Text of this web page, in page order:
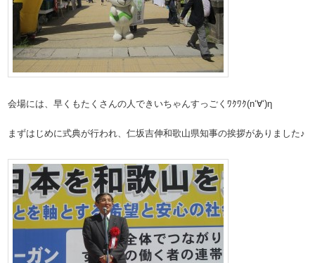
会場には、早くもたくさんの人できいちゃんすっごくﾜｸﾜｸ(n‘∀‘)η
まずはじめに式典が行われ、仁坂吉伸和歌山県知事の挨拶がありました♪